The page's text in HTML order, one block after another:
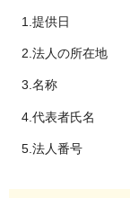
1.提供日
2.法人の所在地
3.名称
4.代表者氏名
5.法人番号